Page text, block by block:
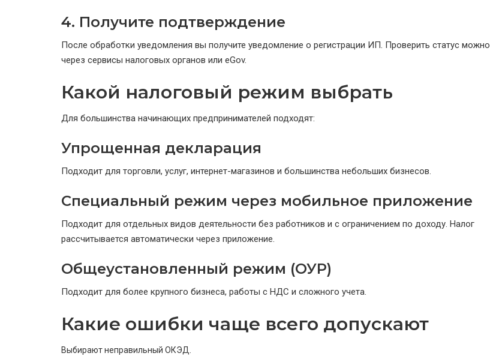
4. Получите подтверждение
После обработки уведомления вы получите уведомление о регистрации ИП. Проверить статус можно
через сервисы налоговых органов или eGov.
Какой налоговый режим выбрать
Для большинства начинающих предпринимателей подходят:
Упрощенная декларация
Подходит для торговли, услуг, интернет-магазинов и большинства небольших бизнесов.
Специальный режим через мобильное приложение
Подходит для отдельных видов деятельности без работников и с ограничением по доходу. Налог
рассчитывается автоматически через приложение.
Общеустановленный режим (ОУР)
Подходит для более крупного бизнеса, работы с НДС и сложного учета.
Какие ошибки чаще всего допускают
Выбирают неправильный ОКЭД.